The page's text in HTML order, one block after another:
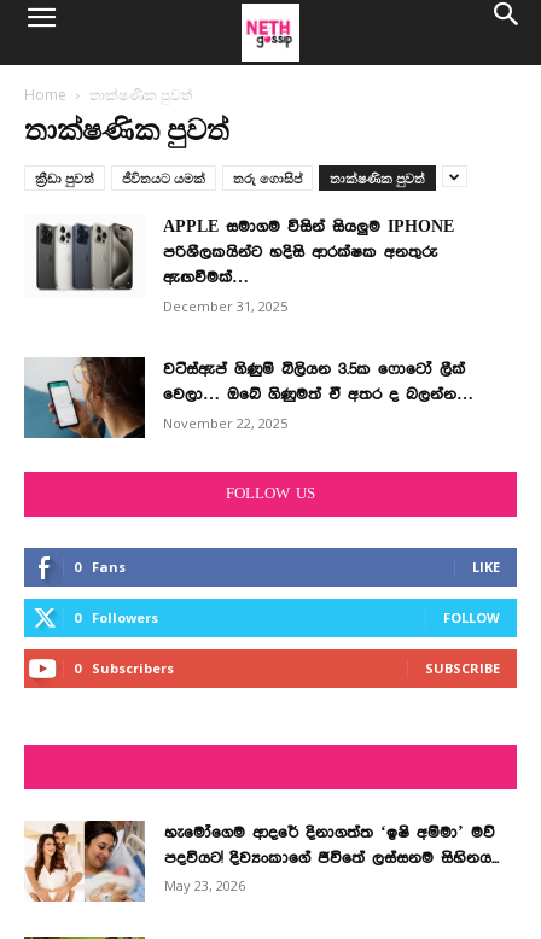
Home තාක්ෂණික පුවත්
තාක්ෂණික පුවත්
ක්‍රීඩා පුවත් ජීවිතයට යමක් තරු ගොසිප් තාක්ෂණික පුවත්
APPLE සමාගම විසින් සියලුම IPHONE
පරිශීලකයින්ට හදිසි ආරක්ෂක අනතුරු
ඇඟවීමක්…
December 31, 2025
වට්ස්ඇප් ගිණුම් බිලියන 3.5ක ෆොටෝ ලීක්
වෙලා… ඔබේ ගිණුමත් ඒ අතර ද බලන්න…
November 22, 2025
FOLLOW US
0 Fans LIKE
0 Followers FOLLOW
0 Subscribers SUBSCRIBE
හැමෝගෙම ආදරේ දිනාගත්ත ‘ඉෂි අම්මා’ මව්
පදවියට! දිව්‍යංකාගේ ජීවිතේ ලස්සනම සිහිනය...
May 23, 2026